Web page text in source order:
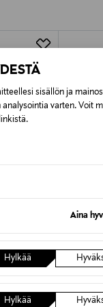
sisällön ja
varten. Voit
Aina
Hylkää
Hylkää
kun toimitus on
M
Muumi